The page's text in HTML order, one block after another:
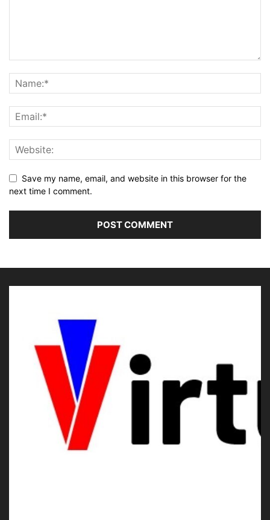
Save my name, email, and website in this browser for the
next time I comment.